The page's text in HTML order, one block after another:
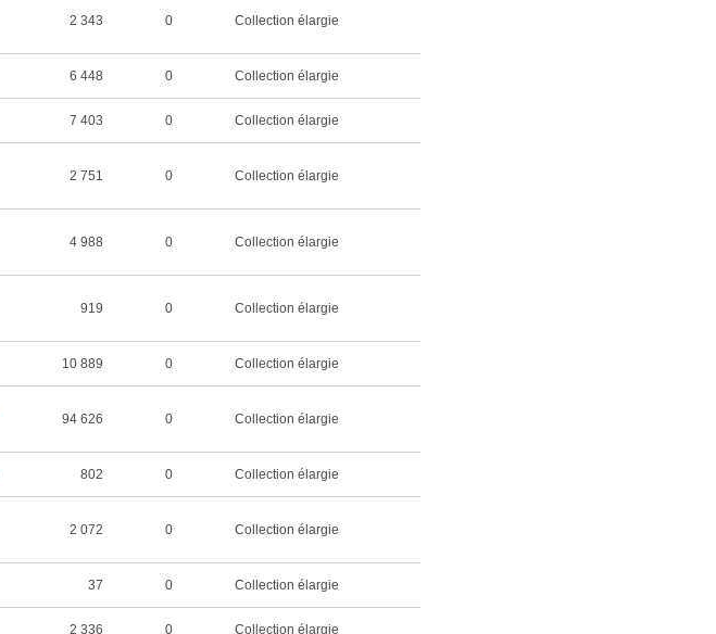
2 343 0 Collection élargie
6 448 0 Collection élargie
7 403 0 Collection élargie
2 751 0 Collection élargie
4 988 0 Collection élargie
919 0 Collection élargie
10 889 0 Collection élargie
94 626 0 Collection élargie
802 0 Collection élargie
2 072 0 Collection élargie
37 0 Collection élargie
2 336 0 Collection élargie